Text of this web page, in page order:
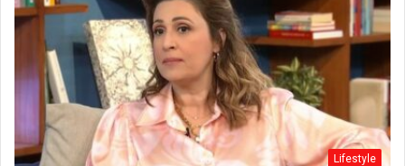
Lifestyle